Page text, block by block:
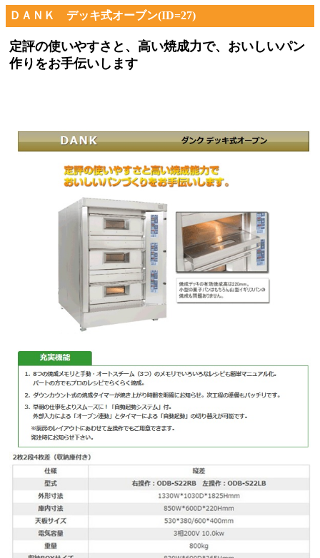
ＤＡＮＫ デッキ式オーブン(ID=27)
定評の使いやすさと、高い焼成力で、おいしいパン
作りをお手伝いします